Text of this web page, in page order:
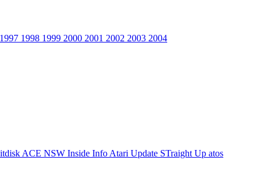
1997 1998 1999 2000 2001 2002 2003 2004
ACE NSW Inside Info Atari Update STraight Up atos